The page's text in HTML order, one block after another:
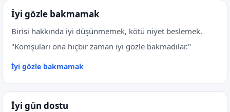
İyi gözle bakmamak
Birisi hakkında iyi düşünmemek, kötü niyet beslemek.
"Komşuları ona hiçbir zaman iyi gözle bakmadılar."
İyi gözle bakmamak
İyi gün dostu